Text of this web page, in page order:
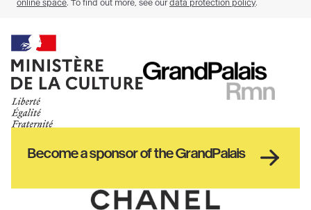
Ministère
de
la
Haut
de
Become a sponsor of the GrandPalais